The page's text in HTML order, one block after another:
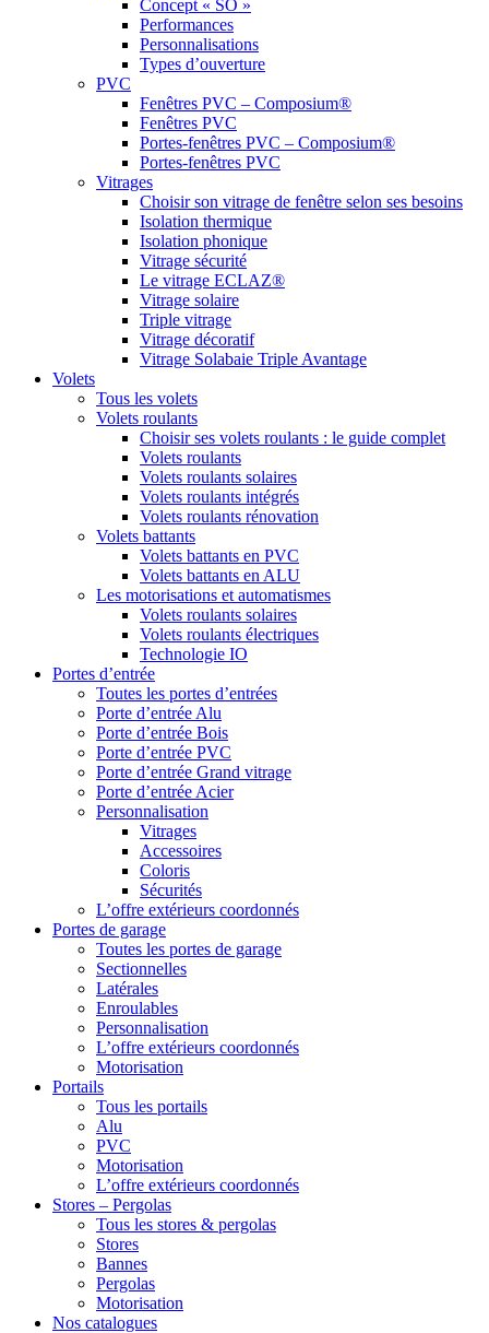
Concept « SO »
Performances
Personnalisations
Types d’ouverture
PVC
Fenêtres PVC – Composium®
Fenêtres PVC
Portes-fenêtres PVC – Composium®
Portes-fenêtres PVC
Vitrages
Choisir son vitrage de fenêtre selon ses besoins
Isolation thermique
Isolation phonique
Vitrage sécurité
Le vitrage ECLAZ®
Vitrage solaire
Triple vitrage
Vitrage décoratif
Vitrage Solabaie Triple Avantage
Volets
Tous les volets
Volets roulants
Choisir ses volets roulants : le guide complet
Volets roulants
Volets roulants solaires
Volets roulants intégrés
Volets roulants rénovation
Volets battants
Volets battants en PVC
Volets battants en ALU
Les motorisations et automatismes
Volets roulants solaires
Volets roulants électriques
Technologie IO
Portes d’entrée
Toutes les portes d’entrées
Porte d’entrée Alu
Porte d’entrée Bois
Porte d’entrée PVC
Porte d’entrée Grand vitrage
Porte d’entrée Acier
Personnalisation
Vitrages
Accessoires
Coloris
Sécurités
L’offre extérieurs coordonnés
Portes de garage
Toutes les portes de garage
Sectionnelles
Latérales
Enroulables
Personnalisation
L’offre extérieurs coordonnés
Motorisation
Portails
Tous les portails
Alu
PVC
Motorisation
L’offre extérieurs coordonnés
Stores – Pergolas
Tous les stores & pergolas
Stores
Bannes
Pergolas
Motorisation
Nos catalogues